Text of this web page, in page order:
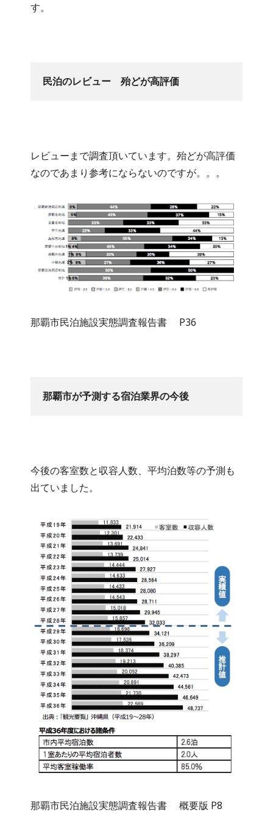
す。
民泊のレビュー　殆どが高評価
レビューまで調査頂いています。殆どが高評価
なのであまり参考にならないのですが。。。
那覇市民泊施設実態調査報告書 P36
那覇市が予測する宿泊業界の今後
今後の客室数と収容人数、平均泊数等の予測も
出ていました。
那覇市民泊施設実態調査報告書 概要版 P8